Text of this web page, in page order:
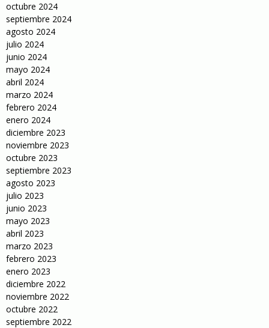
octubre 2024
septiembre 2024
agosto 2024
julio 2024
junio 2024
mayo 2024
abril 2024
marzo 2024
febrero 2024
enero 2024
diciembre 2023
noviembre 2023
octubre 2023
septiembre 2023
agosto 2023
julio 2023
junio 2023
mayo 2023
abril 2023
marzo 2023
febrero 2023
enero 2023
diciembre 2022
noviembre 2022
octubre 2022
septiembre 2022